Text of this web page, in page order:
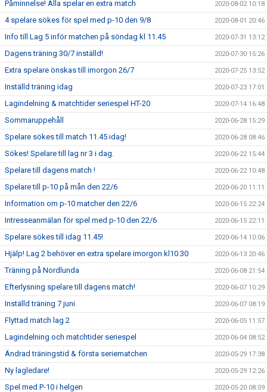
Påminnelse! Alla spelar en extra match 2020-08-02 10:18
4 spelare sökes för spel med p-10 den 9/8 2020-08-01 20:46
Info till Lag 5 inför matchen på söndag kl 11.45 2020-07-31 13:12
Dagens träning 30/7 inställd! 2020-07-30 15:26
Extra spelare önskas till imorgon 26/7 2020-07-25 13:52
Inställd träning idag 2020-07-23 17:01
Lagindelning & matchtider seriespel HT-20 2020-07-14 16:48
Sommaruppehåll 2020-06-28 15:29
Spelare sökes till match 11.45 idag! 2020-06-28 08:46
Sökes! Spelare till lag nr 3 i dag. 2020-06-22 15:44
Spelare till dagens match ! 2020-06-22 10:48
Spelare till p-10 på mån den 22/6 2020-06-20 11:11
Information om p-10 matcher den 22/6 2020-06-15 22:24
Intresseanmälan för spel med p-10 den 22/6 2020-06-15 22:11
Spelare sökes till idag 11.45! 2020-06-14 10:06
Hjälp! Lag 2 behöver en extra spelare imorgon kl10.30 2020-06-13 20:46
Träning på Nordlunda 2020-06-08 21:54
Efterlysning spelare till dagens match! 2020-06-07 10:29
Inställd träning 7 juni 2020-06-07 08:19
Flyttad match lag 2 2020-06-05 11:57
Lagindelning och matchtider seriespel 2020-06-04 08:52
Ändrad träningstid & första seriematchen 2020-05-29 17:38
Ny lagledare! 2020-05-29 12:26
Spel med P-10 i helgen 2020-05-20 08:09